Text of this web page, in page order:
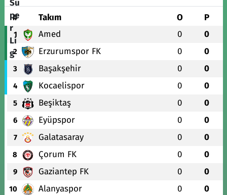
# Takım O P
1 Amed 0 0
2 Erzurumspor FK 0 0
3 Başakşehir 0 0
4 Kocaelispor 0 0
5 Beşiktaş 0 0
6 Eyüpspor 0 0
7 Galatasaray 0 0
8 Çorum FK 0 0
9 Gaziantep FK 0 0
10 Alanyaspor 0 0